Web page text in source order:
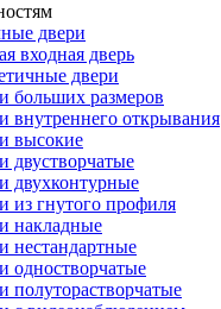
двери
входная дверь
двери
больших размеров
внутреннего открывания
высокие
двустворчатые
двухконтурные
из гнутого профиля
накладные
нестандартные
одностворчатые
полуторастворчатые